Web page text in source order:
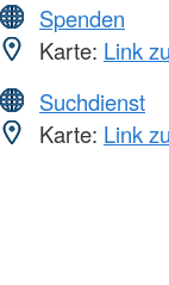
Spenden
Karte: Link
Suchdienst
Karte: Link